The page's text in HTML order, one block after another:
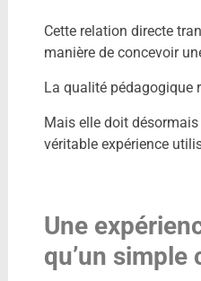
Cette relation directe
manière de concevoir
La qualité pédagogique
Mais elle doit désormais
véritable expérience
Une
qu’un simple